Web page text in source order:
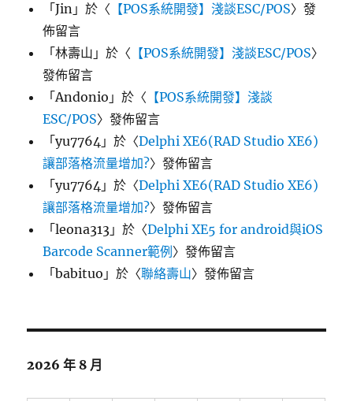
「Jin 」於〈 【POS系統開發】淺談ESC/POS〉發
佈留言
「林壽山 」於〈 【POS系統開發】淺談ESC/POS〉
發佈留言
「Andonio 」於〈 【POS系統開發】淺談
ESC/POS〉發佈留言
「yu7764 」於〈Delphi XE6(RAD Studio XE6)
讓部落格流量增加?〉發佈留言
「yu7764 」於〈Delphi XE6(RAD Studio XE6)
讓部落格流量增加?〉發佈留言
「leona313 」於〈Delphi XE5 for android與iOS
Barcode Scanner範例 〉發佈留言
「babituo 」於〈聯絡壽山〉發佈留言
2026 年 8 月